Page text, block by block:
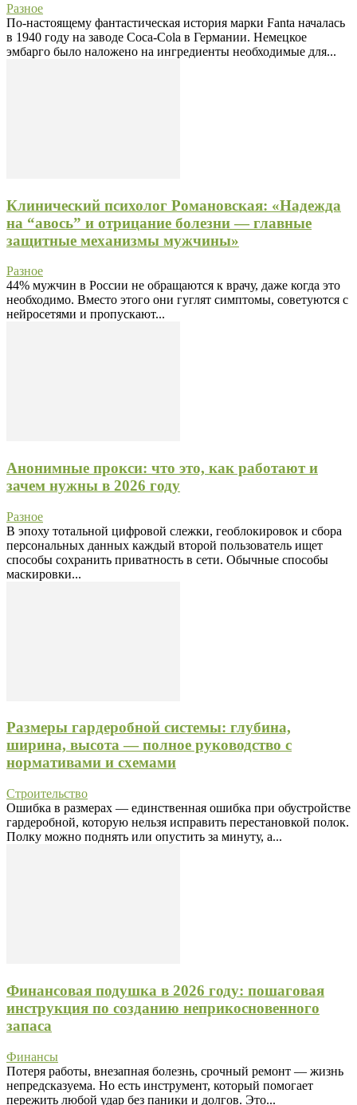
Разное
По-настоящему фантастическая история марки Fanta началась
в 1940 году на заводе Coca-Cola в Германии. Немецкое
эмбарго было наложено на ингредиенты необходимые для...
Клинический психолог Романовская: «Надежда
на “авось” и отрицание болезни — главные
защитные механизмы мужчины»
Разное
44% мужчин в России не обращаются к врачу, даже когда это
необходимо. Вместо этого они гуглят симптомы, советуются с
нейросетями и пропускают...
Анонимные прокси: что это, как работают и
зачем нужны в 2026 году
Разное
В эпоху тотальной цифровой слежки, геоблокировок и сбора
персональных данных каждый второй пользователь ищет
способы сохранить приватность в сети. Обычные способы
маскировки...
Размеры гардеробной системы: глубина,
ширина, высота — полное руководство с
нормативами и схемами
Строительство
Ошибка в размерах — единственная ошибка при обустройстве
гардеробной, которую нельзя исправить перестановкой полок.
Полку можно поднять или опустить за минуту, а...
Финансовая подушка в 2026 году: пошаговая
инструкция по созданию неприкосновенного
запаса
Финансы
Потеря работы, внезапная болезнь, срочный ремонт — жизнь
непредсказуема. Но есть инструмент, который помогает
пережить любой удар без паники и долгов. Это...